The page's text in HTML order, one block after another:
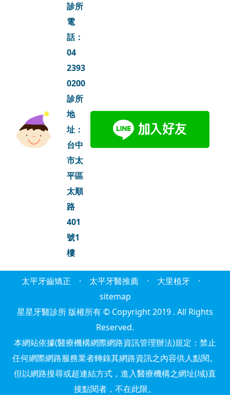
診所
電
話：
04
2393
0200
診所
地
址：
台中
市太
平區
太順
路
401
號1
樓
太平牙齒矯正 · 太平牙醫推薦 · 大里植牙 ·
sitemap
星星牙醫診所 版權所有 © Copyright 2019 . All Rights
Reserved.
本網站依據(醫療機構網際網路資訊管理辦法)規定：禁止
任何網際網路服務業者轉錄其網路資訊之內容供人點閱。
但以網路搜尋或超連結方式，進入醫療機構之網址(域)直
接點閱者，不在此限。